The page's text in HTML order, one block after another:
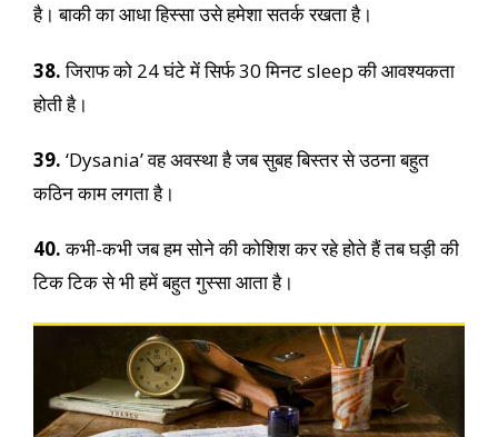
है। बाकी का आधा हिस्सा उसे हमेशा सतर्क रखता है।
38.जिराफ को 24 घंटे में सिर्फ 30 मिनट sleep की आवश्यकता
होती है।
39. ‘Dysania’ वह अवस्था है जब सुबह बिस्तर से उठना बहुत
कठिन काम लगता है।
40.कभी-कभी जब हम सोने की कोशिश कर रहे होते हैं तब घड़ी की
टिक टिक से भी हमें बहुत गुस्सा आता है।